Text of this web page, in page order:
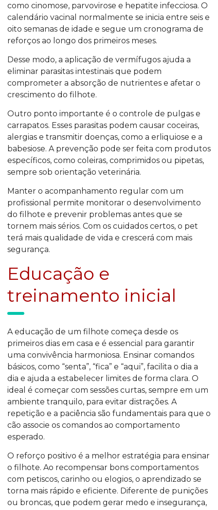
como cinomose, parvovirose e hepatite infecciosa. O
calendário vacinal normalmente se inicia entre seis e
oito semanas de idade e segue um cronograma de
reforços ao longo dos primeiros meses.
Desse modo, a aplicação de vermífugos ajuda a
eliminar parasitas intestinais que podem
comprometer a absorção de nutrientes e afetar o
crescimento do filhote.
Outro ponto importante é o controle de pulgas e
carrapatos. Esses parasitas podem causar coceiras,
alergias e transmitir doenças, como a erliquiose e a
babesiose. A prevenção pode ser feita com produtos
específicos, como coleiras, comprimidos ou pipetas,
sempre sob orientação veterinária.
Manter o acompanhamento regular com um
profissional permite monitorar o desenvolvimento
do filhote e prevenir problemas antes que se
tornem mais sérios. Com os cuidados certos, o pet
terá mais qualidade de vida e crescerá com mais
segurança.
Educação e
treinamento inicial
A educação de um filhote começa desde os
primeiros dias em casa e é essencial para garantir
uma convivência harmoniosa. Ensinar comandos
básicos, como “senta”, “fica” e “aqui”, facilita o dia a
dia e ajuda a estabelecer limites de forma clara. O
ideal é começar com sessões curtas, sempre em um
ambiente tranquilo, para evitar distrações. A
repetição e a paciência são fundamentais para que o
cão associe os comandos ao comportamento
esperado.
O reforço positivo é a melhor estratégia para ensinar
o filhote. Ao recompensar bons comportamentos
com petiscos, carinho ou elogios, o aprendizado se
torna mais rápido e eficiente. Diferente de punições
ou broncas, que podem gerar medo e insegurança,